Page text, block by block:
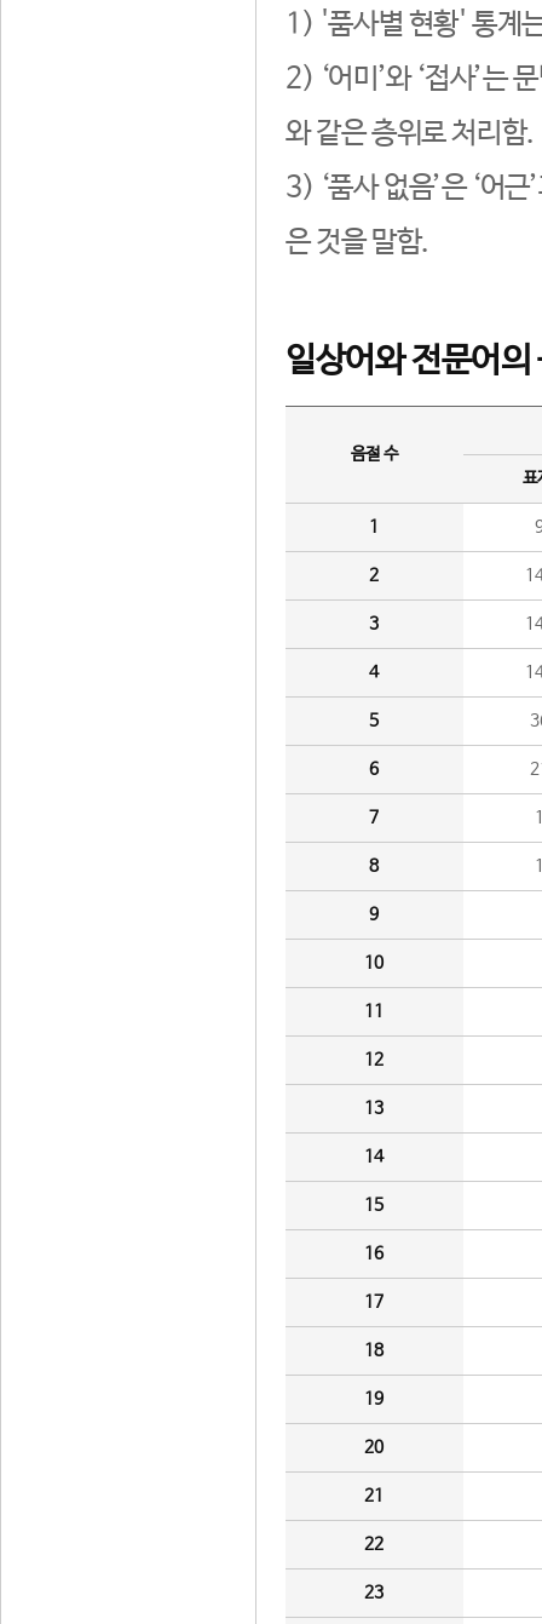
1) '품사별 현황' 통계
2) ‘어미’와 ‘접사’는
와 같은 층위로 처리함.
3) ‘품사 없음’은 ‘어
은 것을 말함.
일상어와 전문어의
음절 수
표
1
2
3
4
5
6
7
8
9
10
11
12
13
14
15
16
17
18
19
20
21
22
23